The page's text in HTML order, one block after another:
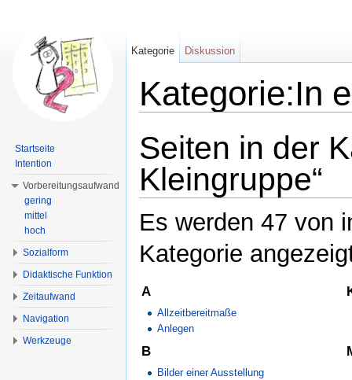
Kategorie:In
Seiten in der
Kleingruppe“
Es werden 47 von
Kategorie
A
Allzeitbereitmaße
Anlegen
B
Bilder einer Ausstellung
Kategorie Diskussion
Startseite
Intention
Vorbereitungsaufwand
gering
mittel
hoch
Sozialform
Didaktische Funktion
Zeitaufwand
Navigation
Werkzeuge